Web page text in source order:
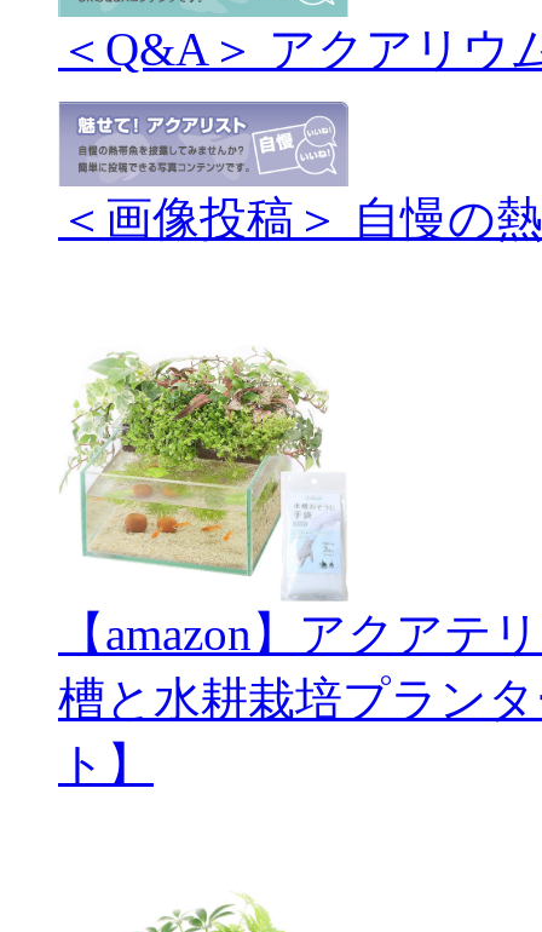
＜Q&A＞ アクアリウ
＜画像投稿＞ 自慢の
【amazon】アクアテ
槽と水耕栽培プラン
ト】